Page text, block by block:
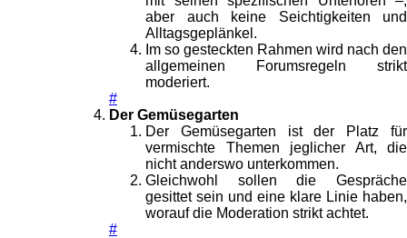
aber auch keine Seichtigkeiten und
Alltagsgeplänkel.
Im so gesteckten Rahmen wird nach den
allgemeinen Forumsregeln strikt
moderiert.
#
Der Gemüsegarten
Der Gemüsegarten ist der Platz für
vermischte Themen jeglicher Art, die
nicht anderswo unterkommen.
Gleichwohl sollen die Gespräche
gesittet sein und eine klare Linie haben,
worauf die Moderation strikt achtet.
#